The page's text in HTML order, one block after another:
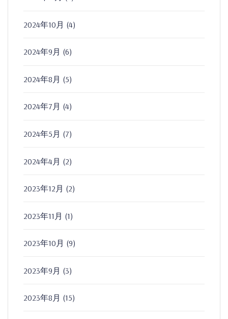
2024年10月 (4)
2024年9月 (6)
2024年8月 (5)
2024年7月 (4)
2024年5月 (7)
2024年4月 (2)
2023年12月 (2)
2023年11月 (1)
2023年10月 (9)
2023年9月 (3)
2023年8月 (15)